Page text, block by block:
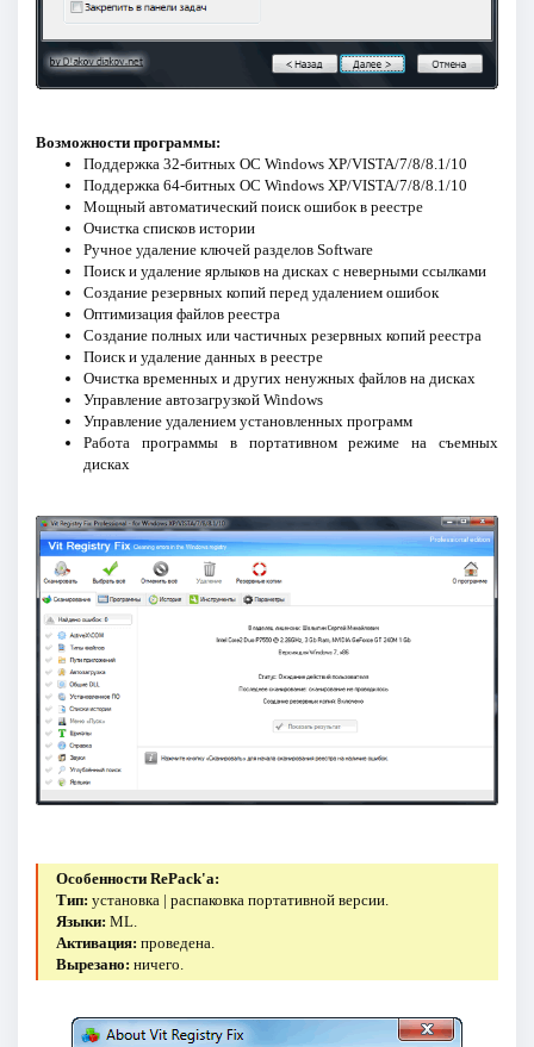
Возможности программы:
Поддержка 32-битных ОС Windows XP/VISTA/7/8/8.1/10
Поддержка 64-битных ОС Windows XP/VISTA/7/8/8.1/10
Мощный автоматический поиск ошибок в реестре
Очистка списков истории
Ручное удаление ключей разделов Software
Поиск и удаление ярлыков на дисках с неверными ссылками
Создание резервных копий перед удалением ошибок
Оптимизация файлов реестра
Создание полных или частичных резервных копий реестра
Поиск и удаление данных в реестре
Очистка временных и других ненужных файлов на дисках
Управление автозагрузкой Windows
Управление удалением установленных программ
Работа программы в портативном режиме на съемных
дисках
Особенности RePack'a:
Тип: установка | распаковка портативной версии.
Языки: ML.
Активация: проведена.
Вырезано: ничего.